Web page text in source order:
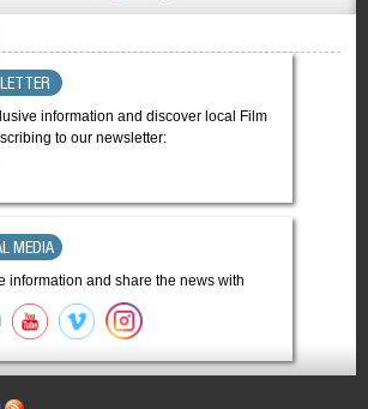
information and discover local Film
to our newsletter:
MEDIA
information and share the news with